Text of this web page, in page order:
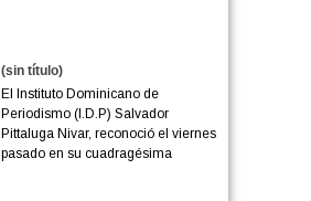
(sin título)
El Instituto Dominicano de
Periodismo (I.D.P) Salvador
Pittaluga Nivar, reconoció el viernes
pasado en su cuadragésima